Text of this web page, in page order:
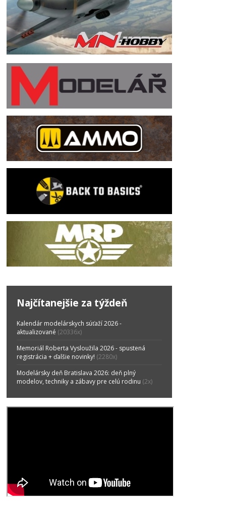
Najčítanejšie za týždeň
Kalendár modelárskych súťaží 2026 -
aktualizované (20336x)
Memoriál Roberta Vysloužila 2026 - spustená
registrácia + ďalšie novinky! (2280x)
Modelársky deň Bratislava 2026: deň plný
modelov, techniky a zábavy pre celú rodinu (2x)